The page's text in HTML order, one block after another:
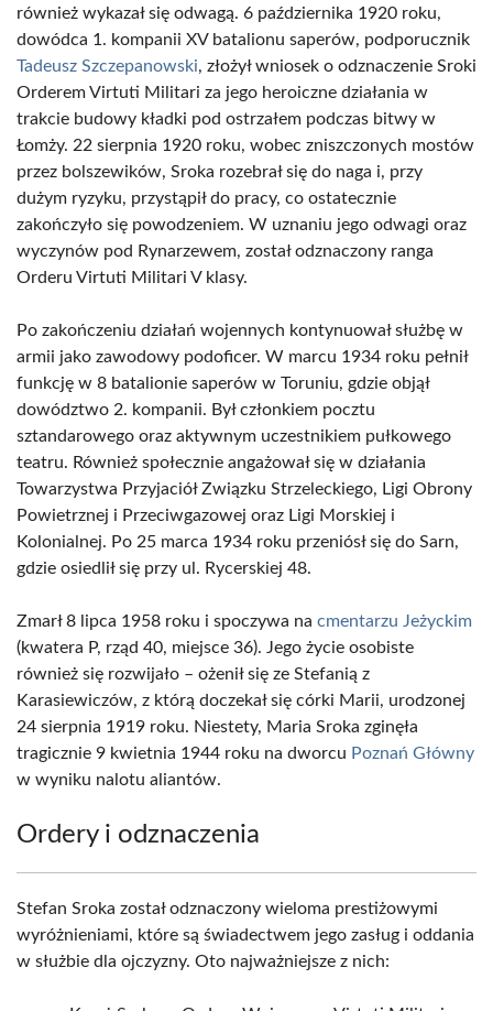
również wykazał się odwagą. 6 października 1920 roku,
dowódca 1. kompanii XV batalionu saperów, podporucznik
Tadeusz Szczepanowski, złożył wniosek o odznaczenie Sroki
Orderem Virtuti Militari za jego heroiczne działania w
trakcie budowy kładki pod ostrzałem podczas bitwy w
Łomży. 22 sierpnia 1920 roku, wobec zniszczonych mostów
przez bolszewików, Sroka rozebrał się do naga i, przy
dużym ryzyku, przystąpił do pracy, co ostatecznie
zakończyło się powodzeniem. W uznaniu jego odwagi oraz
wyczynów pod Rynarzewem, został odznaczony ranga
Orderu Virtuti Militari V klasy.
Po zakończeniu działań wojennych kontynuował służbę w
armii jako zawodowy podoficer. W marcu 1934 roku pełnił
funkcję w 8 batalionie saperów w Toruniu, gdzie objął
dowództwo 2. kompanii. Był członkiem pocztu
sztandarowego oraz aktywnym uczestnikiem pułkowego
teatru. Również społecznie angażował się w działania
Towarzystwa Przyjaciół Związku Strzeleckiego, Ligi Obrony
Powietrznej i Przeciwgazowej oraz Ligi Morskiej i
Kolonialnej. Po 25 marca 1934 roku przeniósł się do Sarn,
gdzie osiedlił się przy ul. Rycerskiej 48.
Zmarł 8 lipca 1958 roku i spoczywa na cmentarzu Jeżyckim
(kwatera P, rząd 40, miejsce 36). Jego życie osobiste
również się rozwijało – ożenił się ze Stefanią z
Karasiewiczów, z którą doczekał się córki Marii, urodzonej
24 sierpnia 1919 roku. Niestety, Maria Sroka zginęła
tragicznie 9 kwietnia 1944 roku na dworcu Poznań Główny
w wyniku nalotu aliantów.
Ordery i odznaczenia
Stefan Sroka został odznaczony wieloma prestiżowymi
wyróżnieniami, które są świadectwem jego zasług i oddania
w służbie dla ojczyzny. Oto najważniejsze z nich: